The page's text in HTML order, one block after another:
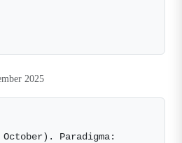
2025
Paradigma: